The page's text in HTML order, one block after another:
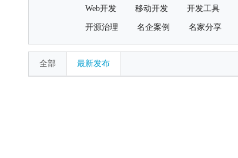
Web开发 移动开发 开发工具
开源治理 名企案例 名家分享
全部 最新发布